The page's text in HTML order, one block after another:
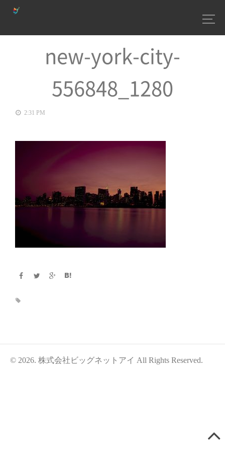
new-york-city-
556848_1280
2:31 PM
© 2026. 株式会社ビッグネットアイ All Rights Reserved.